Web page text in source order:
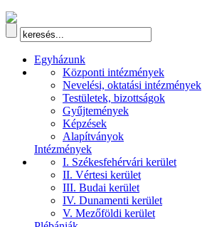
Egyházunk
Központi intézmények
Nevelési, oktatási intézmények
Testületek, bizottságok
Gyűjtemények
Képzések
Alapítványok
Intézmények
I. Székesfehérvári kerület
II. Vértesi kerület
III. Budai kerület
IV. Dunamenti kerület
V. Mezőföldi kerület